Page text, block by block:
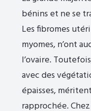
bénins et ne se
Les fibromes
myomes, n’ont
l’ovaire.
avec des
épaisses,
rapprochée.